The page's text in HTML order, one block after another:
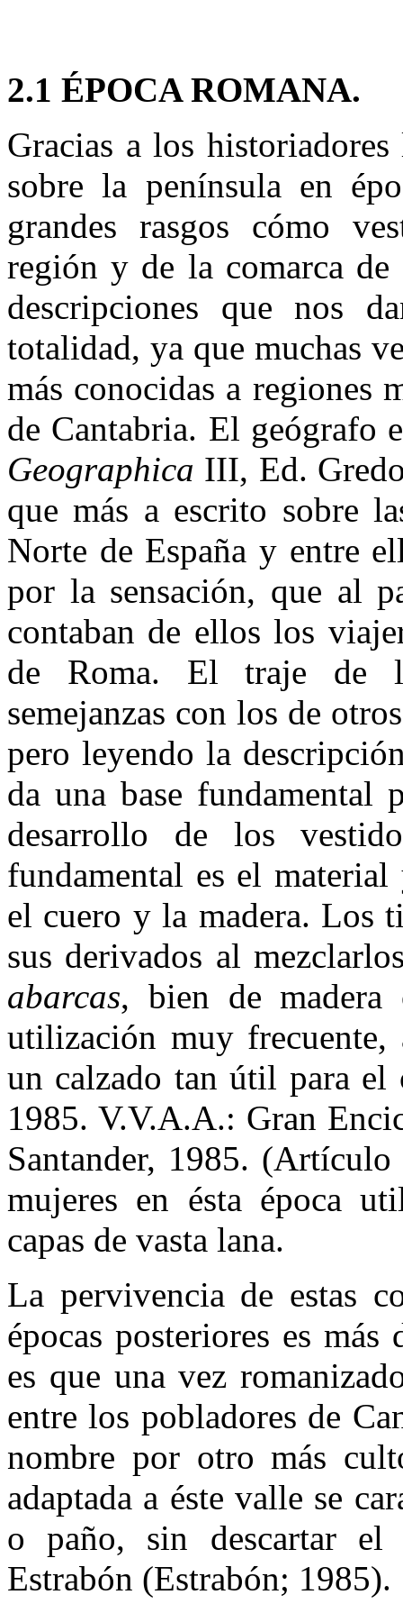
2.1 ÉPOCA ROMANA.
Gracias a los
sobre la península en
grandes rasgos cómo
región y de la comarca de
descripciones que nos
totalidad, ya que muchas
más conocidas a regiones
de Cantabria. El geógrafo
Geographica III, Ed.
que más a escrito sobre
Norte de España y entre
por la sensación, que al
contaban de ellos los
de Roma. El traje de
semejanzas con los de
pero leyendo la
da una base fundamental
desarrollo de los
fundamental es el
el cuero y la madera. Los
sus derivados al
abarcas, bien de madera
utilización muy frecuente,
un calzado tan útil para el
1985. V.V.A.A.: Gran
Santander, 1985.
mujeres en ésta época
capas de vasta lana.
La pervivencia de estas
épocas posteriores es
es que una vez
entre los pobladores de
nombre por otro más
adaptada a éste valle se
o paño, sin descartar el
Estrabón (Estrabón; 1985).